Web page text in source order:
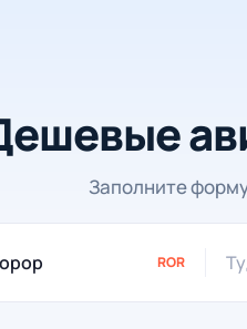
Заполните
ROR